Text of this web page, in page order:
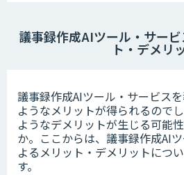
議事録作成AIツール・サー
ト・デメリ
議事録作成AIツール・サービス
ようなメリットが得られるので
ようなデメリットが生じる可能
か。ここからは、議事録作成AI
よるメリット・デメリットにつ
す。